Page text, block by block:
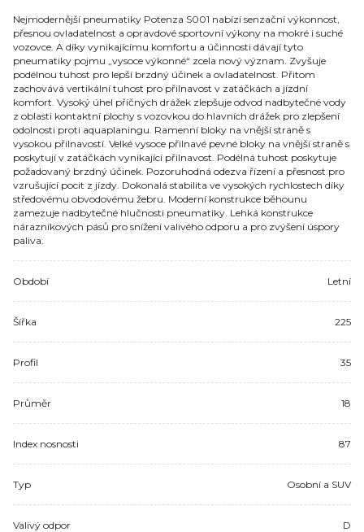
Nejmodernější pneumatiky Potenza S001 nabízí senzační výkonnost,
přesnou ovladatelnost a opravdové sportovní výkony na mokré i suché
vozovce. A díky vynikajícímu komfortu a účinnosti dávají tyto
pneumatiky pojmu „vysoce výkonné“ zcela nový význam. Zvyšuje
podélnou tuhost pro lepší brzdný účinek a ovladatelnost. Přitom
zachovává vertikální tuhost pro přilnavost v zatáčkách a jízdní
komfort. Vysoký úhel příčných drážek zlepšuje odvod nadbytečné vody
z oblasti kontaktní plochy s vozovkou do hlavních drážek pro zlepšení
odolnosti proti aquaplaningu. Ramenní bloky na vnější straně s
vysokou přilnavostí. Velké vysoce přilnavé pevné bloky na vnější straně s
poskytují v zatáčkách vynikající přilnavost. Podélná tuhost poskytuje
požadovaný brzdný účinek. Pozoruhodná odezva řízení a přesnost pro
vzrušující pocit z jízdy. Dokonalá stabilita ve vysokých rychlostech díky
středovému obvodovému žebru. Moderní konstrukce běhounu
zamezuje nadbytečné hlučnosti pneumatiky. Lehká konstrukce
nárazníkových pásů pro snížení valivého odporu a pro zvýšení úspory
paliva.
Období Letní
Šířka 225
Profil 35
Průměr 18
Index nosnosti 87
Typ Osobní a SUV
Valivý odpor D